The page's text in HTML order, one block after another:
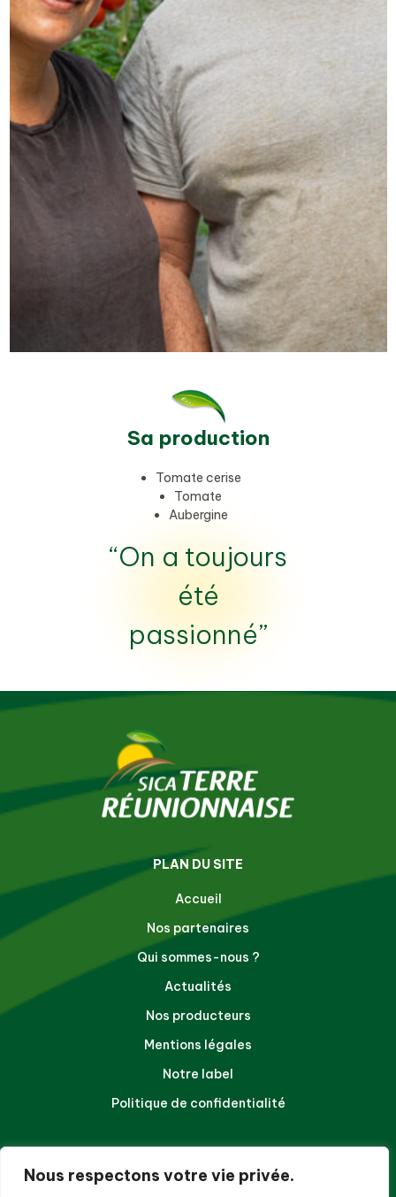
Nous respectons votre vie privée.
Sa production
Tomate cerise
Tomate
Aubergine
“On a toujours
été
passionné”
PLAN DU SITE
Accueil
Nos partenaires
Qui sommes-nous ?
Actualités
Nos producteurs
Mentions légales
Notre label
Politique de confidentialité
NOUS CONTACTER